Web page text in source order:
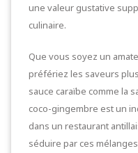
une valeur gustative
culinaire.
Que vous soyez un
préfériez les saveurs
sauce caraïbe comme la
coco-gingembre est un
dans un restaurant
séduire par ces